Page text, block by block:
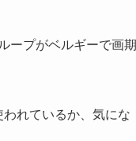
ープがベルギーで画期
れているか、気にな